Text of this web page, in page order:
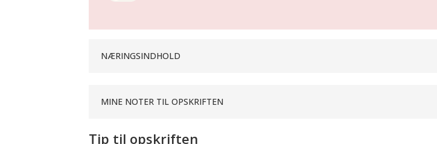
NÆRINGSINDHOLD
MINE NOTER TIL OPSKRIFTEN
Tip til opskriften